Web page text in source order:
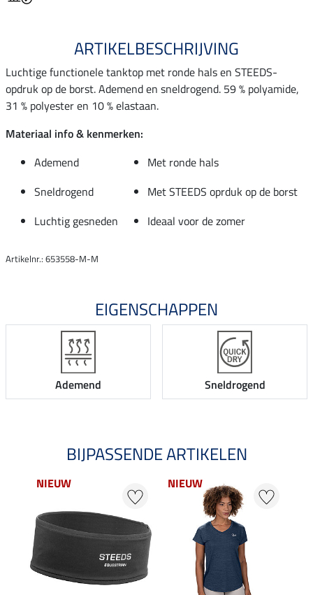
ARTIKELBESCHRIJVING
Luchtige functionele tanktop met ronde hals en STEEDS-
opdruk op de borst. Ademend en sneldrogend. 59 % polyamide,
31 % polyester en 10 % elastaan.
Materiaal info & kenmerken:
Ademend
Met ronde hals
Sneldrogend
Met STEEDS oprduk op de borst
Luchtig gesneden
Ideaal voor de zomer
Artikelnr.: 653558-M-M
EIGENSCHAPPEN
Ademend Sneldrogend
BIJPASSENDE ARTIKELEN
NIEUW NIEUW